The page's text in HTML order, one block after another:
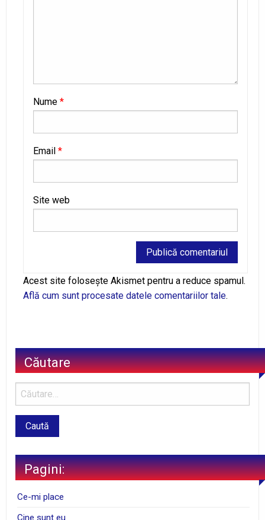
Nume *
Email *
Site web
Alternative:
Acest site folosește Akismet pentru a reduce spamul.
Află cum sunt procesate datele comentariilor tale.
Căutare
Pagini:
Ce-mi place
Cine sunt eu